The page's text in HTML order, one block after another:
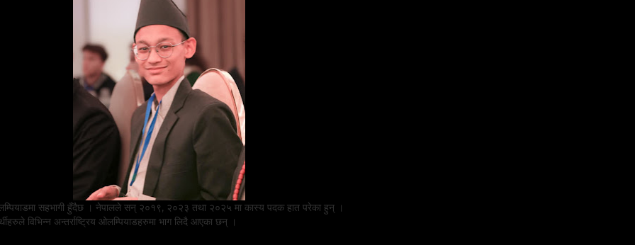
सहभागी हुँदैछ । नेपालले सन् २०१९, २०२३ तथा २०२५ मा कास्य पदक हात परेका हुन् ।
विभिन्न अन्तर्राष्ट्रिय ओलम्पियाडहरुमा भाग लिदै आएका छन् ।